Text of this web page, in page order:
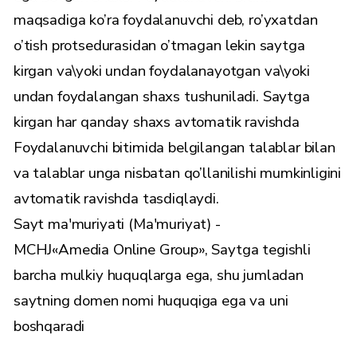
maqsadiga ko’ra foydalanuvchi deb, ro’yxatdan
o’tish protsedurasidan o’tmagan lekin saytga
kirgan va\yoki undan foydalanayotgan va\yoki
undan foydalangan shaxs tushuniladi. Saytga
kirgan har qanday shaxs avtomatik ravishda
Foydalanuvchi bitimida belgilangan talablar bilan
va talablar unga nisbatan qo’llanilishi mumkinligini
avtomatik ravishda tasdiqlaydi.
Sayt ma'muriyati (Ma'muriyat) -
MCHJ«Amedia Online Group», Saytga tegishli
barcha mulkiy huquqlarga ega, shu jumladan
saytning domen nomi huquqiga ega va uni
boshqaradi